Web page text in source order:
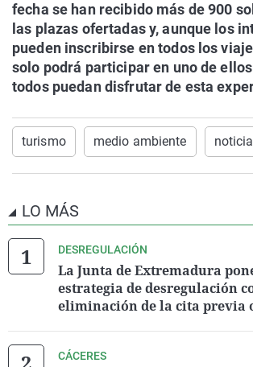
fecha se han recibido más de 900
las plazas ofertadas y, aunque los
pueden inscribirse en todos los
solo podrá participar en uno de
todos puedan disfrutar de esta
turismo medio ambiente
LO MÁS
DESREGULACIÓN
La Junta de Extremadura
estrategia de desregulación
eliminación de la cita previa
CÁCERES